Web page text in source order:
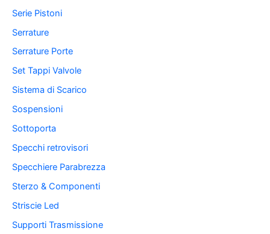
Serie Pistoni
Serrature
Serrature Porte
Set Tappi Valvole
Sistema di Scarico
Sospensioni
Sottoporta
Specchi retrovisori
Specchiere Parabrezza
Sterzo & Componenti
Striscie Led
Supporti Trasmissione